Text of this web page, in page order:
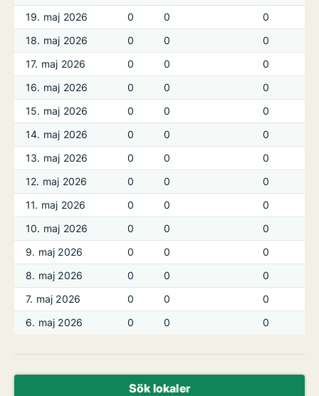
19. maj 2026
0 0
0
18. maj 2026
0 0
0
17. maj 2026
0 0
0
16. maj 2026
0 0
0
15. maj 2026
0 0
0
14. maj 2026
0 0
0
13. maj 2026
0 0
0
12. maj 2026
0 0
0
11. maj 2026
0 0
0
10. maj 2026
0 0
0
9. maj 2026
0 0
0
8. maj 2026
0 0
0
7. maj 2026
0 0
0
6. maj 2026
0 0 0
Sök lokaler